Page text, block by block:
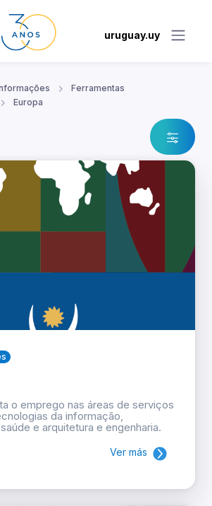
uruguay.uy
Ferramentas
Europa
o emprego nas áreas de serviços
da informação,
e arquitetura e engenharia.
Ver más